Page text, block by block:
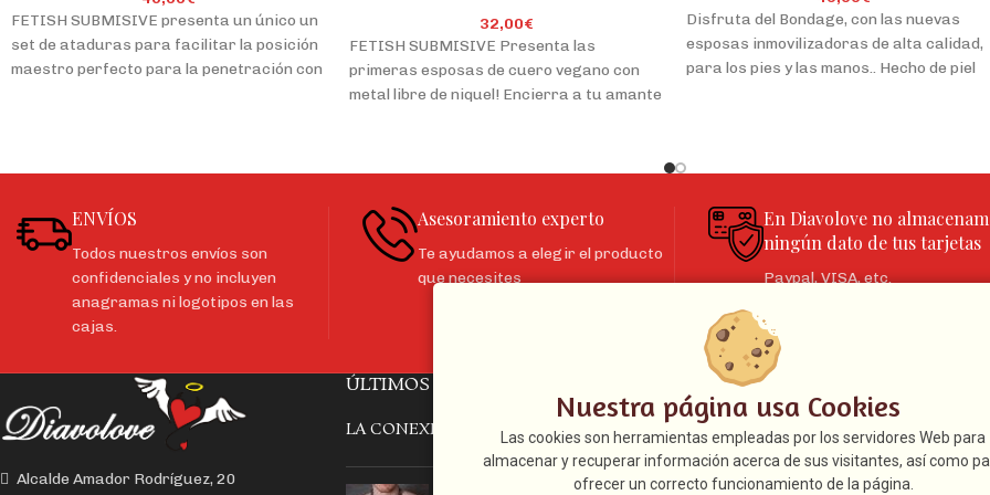
FETISH SUBMISIVE presenta un único un
set de ataduras para facilitar la posición
maestro perfecto para la penetración con
Maestro. Ataduras de cuero vegano
las piernas en su sitio en el momento
necesario. El arnés de cuello de cuero
vegano es suave y acolchado para una
máxima comodidad.
El set incluye;
• 2 Correas ajustables de cuello a
• 2 Esposas tobilleras
32,00€
FETISH SUBMISIVE Presenta las
primeras esposas de cuero vegano con
metal libre de niquel! Encierra a tu amante
Disfruta del Bondage, con las nuevas
esposas inmovilizadoras de alta calidad,
para los pies y las manos.. Hecho de piel
ENVÍOS
Todos nuestros envíos son
confidenciales y no incluyen
anagramas ni logotipos en las
cajas.
Asesoramiento experto
Te ayudamos a elegir el producto
que necesites
En Diavolove no
ningún dato de tus tarjetas
Paypal, VISA, etc.
Alcalde Amador Rodríguez, 20
ÚLTIMOS ARTÍCULOS
LA CONEXIÓN Y EL DESEO SEXUAL
INFORMACIÓN LEGAL
Aviso legal
Condiciones de venta
Política de cookies
Nuestra página usa Cookies
Las cookies son herramientas empleadas por los servidores Web para
almacenar y recuperar información acerca de sus visitantes, así como
ofrecer un correcto funcionamiento de la página.